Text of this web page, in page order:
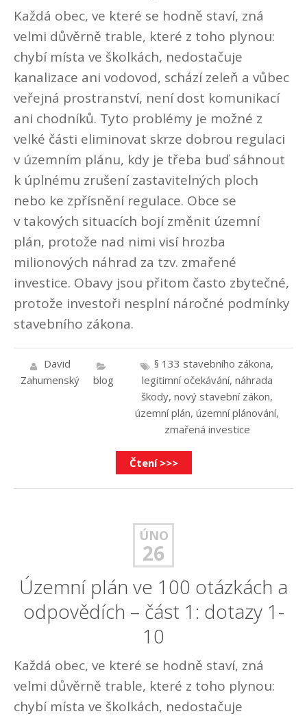
Každá obec, ve které se hodně staví, zná
velmi důvěrně trable, které z toho plynou:
chybí místa ve školkách, nedostačuje
kanalizace ani vodovod, schází zeleň a vůbec
veřejná prostranství, není dost komunikací
ani chodníků. Tyto problémy je možné z
velké části eliminovat skrze dobrou regulaci
v územním plánu, kdy je třeba buď sáhnout
k úplnému zrušení zastavitelných ploch
nebo ke zpřísnění regulace. Obce se
v takových situacích bojí změnit územní
plán, protože nad nimi visí hrozba
milionových náhrad za tzv. zmařené
investice. Obavy jsou přitom často zbytečné,
protože investoři nesplní náročné podmínky
stavebního zákona.
David
Zahumenský
blog
§ 133 stavebního zákona,
legitimní očekávání, náhrada
škody, nový stavební zákon,
územní plán, územní plánování,
zmařená investice
Čtení >>>
ÚNO
26
Územní plán ve 100 otázkách a
odpovědích – část 1: dotazy 1-
10
Každá obec, ve které se hodně staví, zná
velmi důvěrně trable, které z toho plynou:
chybí místa ve školkách, nedostačuje